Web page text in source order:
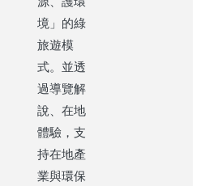
境」的綠
旅遊模
式。並透
過導覽解
說、在地
體驗，支
持在地產
業與環保